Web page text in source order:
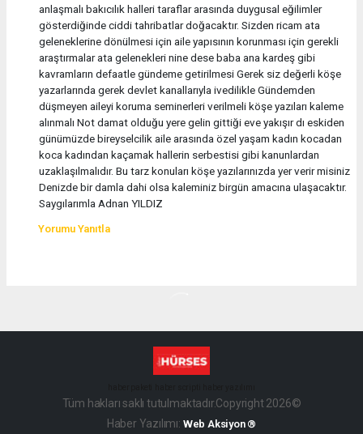
anlaşmalı bakıcılık halleri taraflar arasında duygusal eğilimler
gösterdiğinde ciddi tahribatlar doğacaktır. Sizden ricam ata
geleneklerine dönülmesi için aile yapısının korunması için gerekli
araştırmalar ata gelenekleri nine dese baba ana kardeş gibi
kavramların defaatle gündeme getirilmesi Gerek siz değerli köşe
yazarlarında gerek devlet kanallarıyla ivedilikle Gündemden
düşmeyen aileyi koruma seminerleri verilmeli köşe yazıları kaleme
alınmalı Not damat olduğu yere gelin gittiği eve yakışır dı eskiden
günümüzde bireyselcilik aile arasında özel yaşam kadın kocadan
koca kadından kaçamak hallerin serbestisi gibi kanunlardan
uzaklaşılmalıdır. Bu tarz konuları köşe yazılarınızda yer verir misiniz
Denizde bir damla dahi olsa kaleminiz birgün amacına ulaşacaktır.
Saygılarımla Adnan YILDIZ
Yorumu Yanıtla
Tüm hakları saklı tutulmaktadır.Copyright 2026©
Haber Yazılımı: Web Aksiyon ®